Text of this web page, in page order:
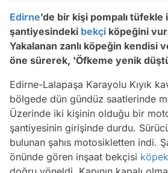
Edirne’de bir kişi pompalı tüfekle
şantiyesindeki bekçi köpeğini
Yakalanan zanlı köpeğin kendisi ve
öne sürerek, 'Öfkeme yenik
Edirne-Lalapaşa Karayolu Kıyık
bölgede dün gündüz saatlerinde
Üzerinde iki kişinin olduğu bir
şantiyesinin girişinde durdu.
bulunan şahıs motosikletten indi.
önünde gören inşaat bekçisi köpek